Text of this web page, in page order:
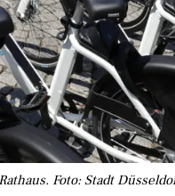
Foto: Stadt